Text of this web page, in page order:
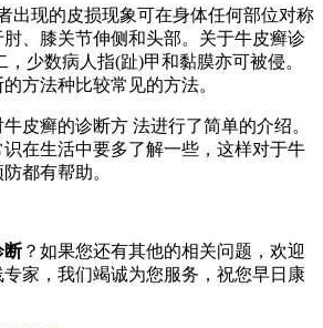
现的皮损现象可在身体任何部位对称
、膝关节伸侧和头部。关于牛皮癣诊
，少数病人指(趾)甲和黏膜亦可被侵。
方法种比较常见的方法。
癣的诊断方 法进行了简单的介绍。
在生活中要多了解一些，这样对于牛
都有帮助。
断？如果您还有其他的相关问题，欢迎
家，我们竭诚为您服务，祝您早日康